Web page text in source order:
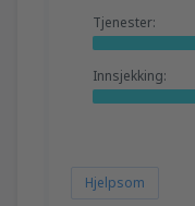
Tjenester:
Innsjekking:
Hjelpsom